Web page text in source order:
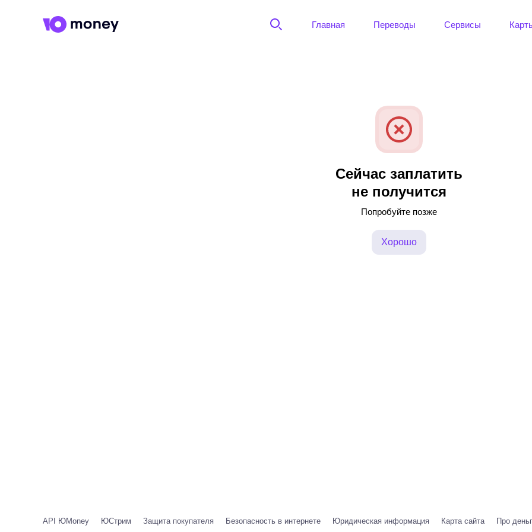
Главная Переводы Сервисы
Сейчас заплатить
не получится
Попробуйте позже
Хорошо
API ЮMoney ЮСтрим Защита покупателя Безопасность в интернете Юридическая информация Карта сайта Про